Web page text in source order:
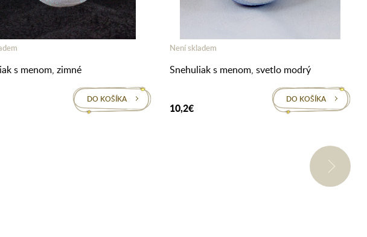
s menom, zimné
DO KOŠÍKA
Není skladem
Snehuliak s menom, svetlo modrý
10,2€
DO KOŠÍKA